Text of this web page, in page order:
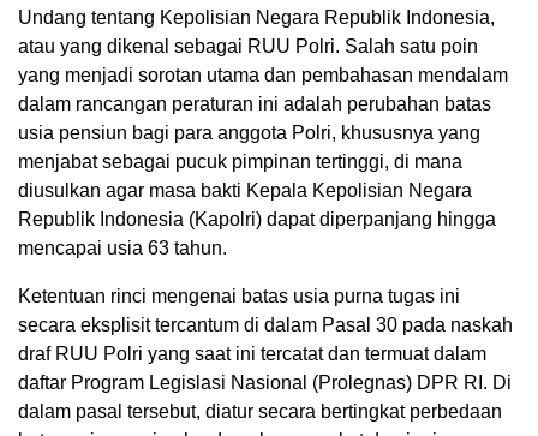
Undang tentang Kepolisian Negara Republik Indonesia,
atau yang dikenal sebagai RUU Polri. Salah satu poin
yang menjadi sorotan utama dan pembahasan mendalam
dalam rancangan peraturan ini adalah perubahan batas
usia pensiun bagi para anggota Polri, khususnya yang
menjabat sebagai pucuk pimpinan tertinggi, di mana
diusulkan agar masa bakti Kepala Kepolisian Negara
Republik Indonesia (Kapolri) dapat diperpanjang hingga
mencapai usia 63 tahun.
Ketentuan rinci mengenai batas usia purna tugas ini
secara eksplisit tercantum di dalam Pasal 30 pada naskah
draf RUU Polri yang saat ini tercatat dan termuat dalam
daftar Program Legislasi Nasional (Prolegnas) DPR RI. Di
dalam pasal tersebut, diatur secara bertingkat perbedaan